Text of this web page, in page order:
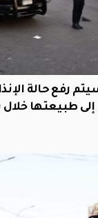
رفع حالة
طبيعتها